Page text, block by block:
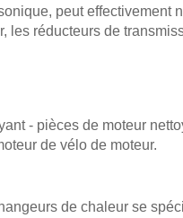
peut
les réducteurs de
- pièces de moteur
de vélo de moteur.
de chaleur se